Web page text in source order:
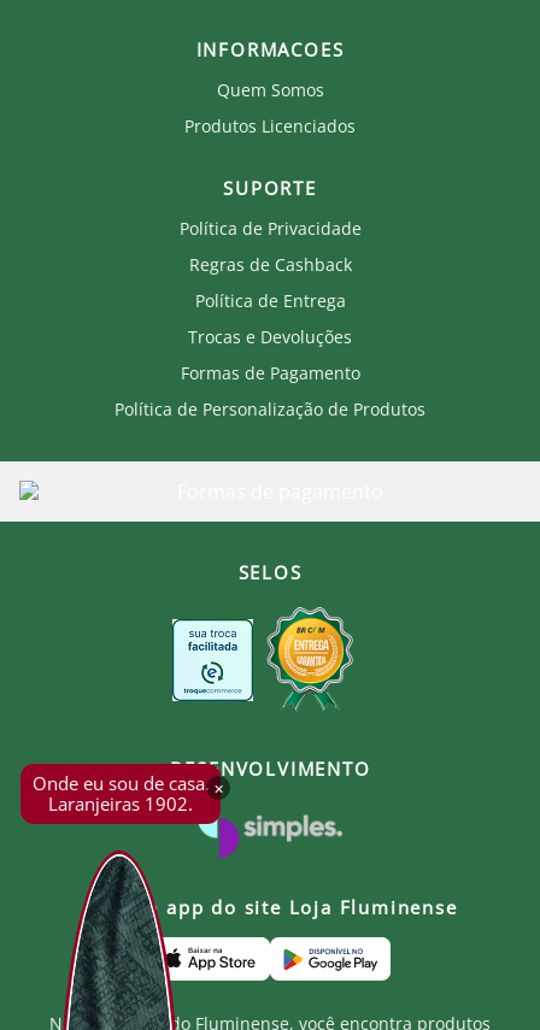
×
Onde eu sou de casa.
Laranjeiras 1902.
Na Loja Oficial do Fluminense, você encontra produtos
INFORMACOES
Quem Somos
Produtos Licenciados
SUPORTE
Política de Privacidade
Regras de Cashback
Política de Entrega
Trocas e Devoluções
Formas de Pagamento
Política de Personalização de Produtos
SELOS
DESENVOLVIMENTO
Baixe o app do site Loja Fluminense